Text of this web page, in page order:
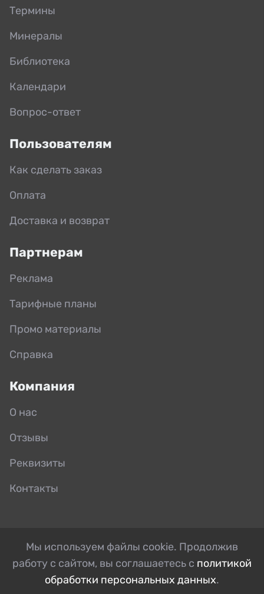
Термины
Минералы
Библиотека
Календари
Вопрос-ответ
Пользователям
Как сделать заказ
Оплата
Доставка и возврат
Партнерам
Реклама
Тарифные планы
Промо материалы
Справка
Компания
О нас
Отзывы
Реквизиты
Контакты
Мы используем файлы cookie. Продолжив
работу с сайтом, вы соглашаетесь с политикой
обработки персональных данных.